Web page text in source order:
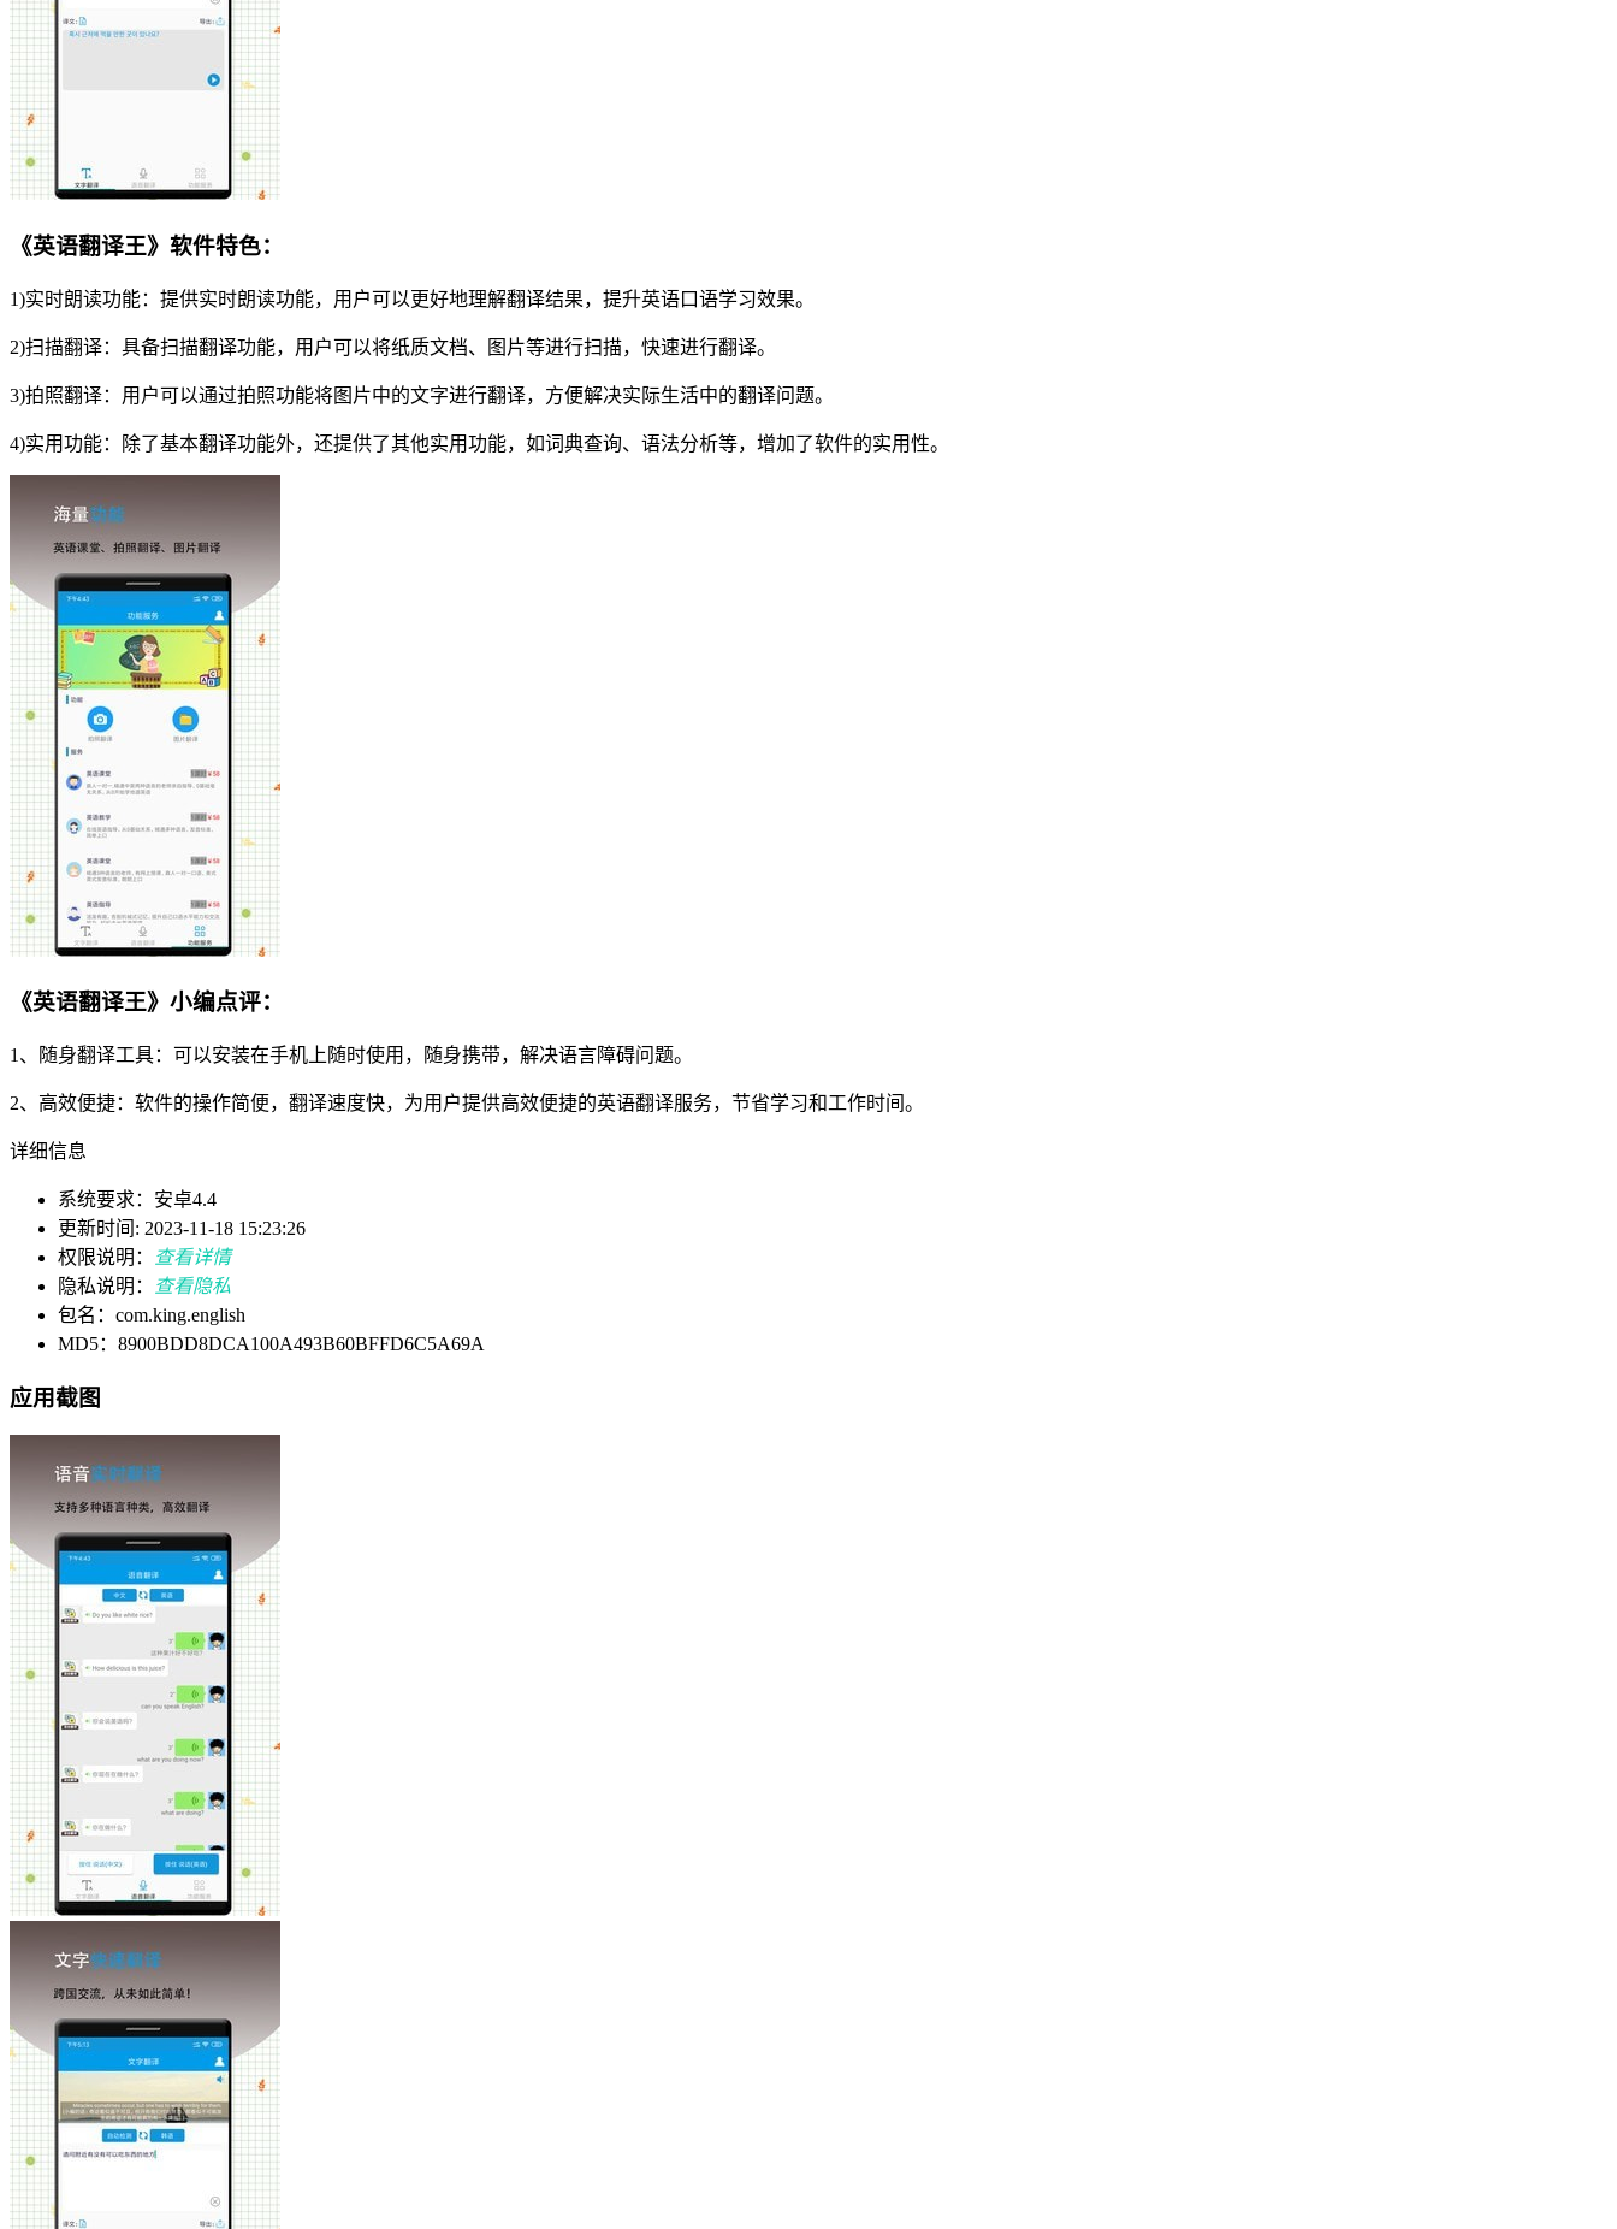
《英语翻译王》软件特色：
1)实时朗读功能：提供实时朗读功能，用户可以更好地理解翻译结果，提升英语口语学习效果。
2)扫描翻译：具备扫描翻译功能，用户可以将纸质文档、图片等进行扫描，快速进行翻译。
3)拍照翻译：用户可以通过拍照功能将图片中的文字进行翻译，方便解决实际生活中的翻译问题。
4)实用功能：除了基本翻译功能外，还提供了其他实用功能，如词典查询、语法分析等，增加了软件的实用性。
《英语翻译王》小编点评：
1、随身翻译工具：可以安装在手机上随时使用，随身携带，解决语言障碍问题。
2、高效便捷：软件的操作简便，翻译速度快，为用户提供高效便捷的英语翻译服务，节省学习和工作时间。
详细信息
系统要求：安卓4.4
更新时间: 2023-11-18 15:23:26
权限说明：
查看详情
隐私说明：
查看隐私
包名：com.king.english
MD5：8900BDD8DCA100A493B60BFFD6C5A69A
应用截图